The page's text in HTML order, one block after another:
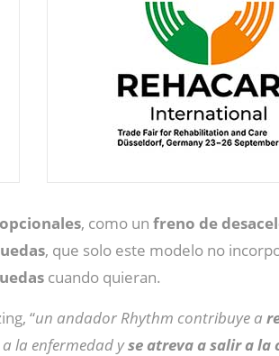
, como un freno de
, que solo este modelo no
cuando quieran.
“un andador Rhythm contribuye a
la enfermedad yse atreva a salir a la